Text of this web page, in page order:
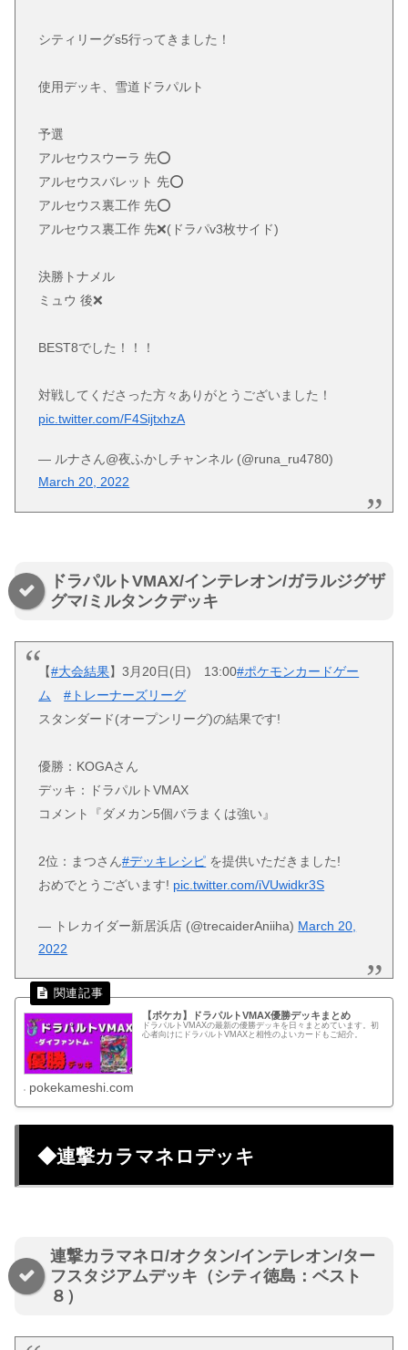
シティリーグs5行ってきました！
使用デッキ、雪道ドラパルト
予選
アルセウスウーラ 先⭕️
アルセウスバレット 先⭕️
アルセウス裏工作 先⭕️
アルセウス裏工作 先❌(ドラパv3枚サイド)
決勝トナメル
ミュウ 後❌
BEST8でした！！！
対戦してくださった方々ありがとうございました！
pic.twitter.com/F4SijtxhzA
— ルナさん@夜ふかしチャンネル (@runa_ru4780)
March 20, 2022
ドラパルトVMAX/インテレオン/ガラルジグザ
グマ/ミルタンクデッキ
【#大会結果】3月20日(日) 13:00#ポケモンカードゲー
ム
#トレーナーズリーグ
スタンダード(オープンリーグ)の結果です!
優勝：KOGAさん
デッキ：ドラパルトVMAX
コメント『ダメカン5個バラまくは強い』
2位：まつさん#デッキレシピ を提供いただきました!
おめでとうございます! pic.twitter.com/iVUwidkr3S
— トレカイダー新居浜店 (@trecaiderAniiha) March 20,
2022
【ポケカ】ドラパルトVMAX優勝デッキまとめ
ドラパルトVMAXの最新の優勝デッキを日々まとめています。初
心者向けにドラパルトVMAXと相性のよいカードもご紹介。
pokekameshi.com
◆連撃カラマネロデッキ
連撃カラマネロ/オクタン/インテレオン/ター
フスタジアムデッキ（シティ徳島：ベスト
８）